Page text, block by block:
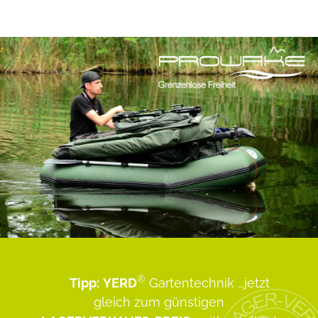
Tipp: YERD® Gartentechnik ...jetzt
gleich zum günstigen